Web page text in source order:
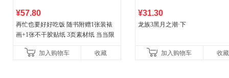
¥57.80
再忙也要好好吃饭 随书附赠1张装裱
画+1张不干胶贴纸 3页素材纸 当当限
加入购物车
收藏
¥31.30
龙族3黑月之潮·下
加入购物车 收藏